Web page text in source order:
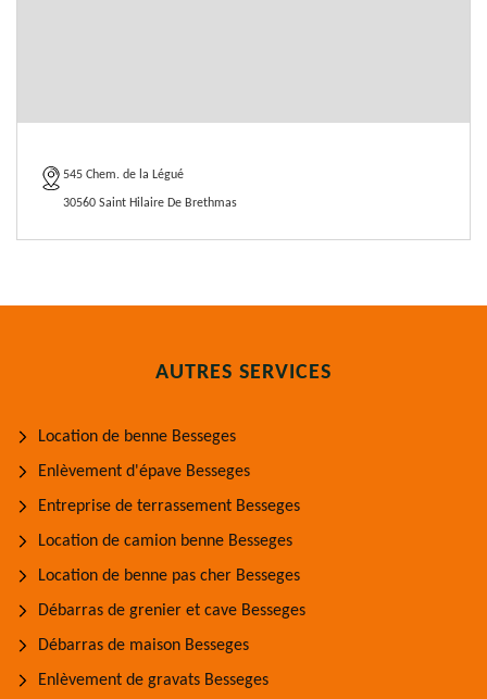
545 Chem. de la Légué
30560 Saint Hilaire De Brethmas
AUTRES SERVICES
Location de benne Besseges
Enlèvement d'épave Besseges
Entreprise de terrassement Besseges
Location de camion benne Besseges
Location de benne pas cher Besseges
Débarras de grenier et cave Besseges
Débarras de maison Besseges
Enlèvement de gravats Besseges